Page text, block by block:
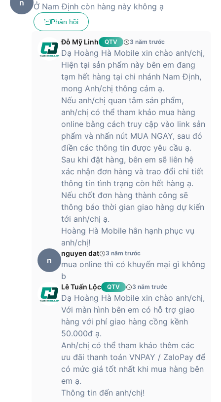
n Ở Nam Định còn hàng này không ạ
Phản hồi
Đỗ Mỹ Linh QTV 3 năm trước
Dạ Hoàng Hà Mobile xin chào anh/chị,
Hiện tại sản phẩm này bên em đang
tạm hết hàng tại chi nhánh Nam Định,
mong Anh/chị thông cảm ạ.
Nếu anh/chị quan tâm sản phẩm,
anh/chị có thể tham khảo mua hàng
online bằng cách truy cập vào link sản
phẩm và nhấn nút MUA NGAY, sau đó
điền các thông tin được yêu cầu ạ.
Sau khi đặt hàng, bên em sẽ liên hệ
xác nhận đơn hàng và trao đổi chi tiết
thông tin tình trạng còn hết hàng ạ.
Nếu chốt đơn hàng thành công sẽ
thông báo thời gian giao hàng dự kiến
tới anh/chị ạ.
Hoàng Hà Mobile hân hạnh phục vụ
anh/chị!
n
nguyen dat 3 năm trước
mua online thì có khuyến mại gì không
b
Lê Tuấn Lộc QTV 3 năm trước
Dạ Hoàng Hà Mobile xin chào anh/chị,
Với màn hình bên em có hỗ trợ giao
hàng với phí giao hàng cồng kềnh
50.000đ ạ.
Anh/chị có thể tham khảo thêm các
ưu đãi thanh toán VNPAY / ZaloPay để
có mức giá tốt nhất khi mua hàng bên
em ạ.
Thông tin đến anh/chị!